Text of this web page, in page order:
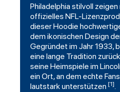
Philadelphia stilvoll zeigen
offizielles NFL-
dieser Hoodie
dem ikonischen Design
Gegründet im Jahr 1933,
eine lange Tradition
seine Heimspiele im
ein Ort, an dem echte
lautstark unterstützen [1].